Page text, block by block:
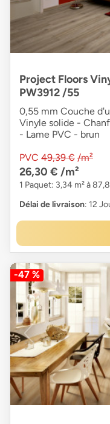
Project Floors
PW3912 /55
0,55 mm Couche
Vinyle solide -
- Lame PVC - brun
PVC 49,39 € /m²
26,30 € /m²
1 Paquet: 3,34 m² à
Délai de livraison: 12
-47 %